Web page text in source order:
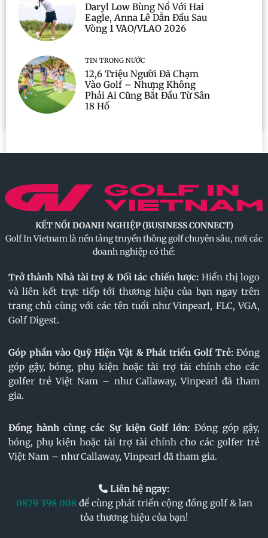
Daryl Low Bùng Nổ Với Hai
Eagle, Anna Lê Dẫn Đầu Sau
Vòng 1 VAO/VLAO 2026
TIN TRONG NƯỚC
12,6 Triệu Người Đã Chạm
Vào Golf – Nhưng Không
Phải Ai Cũng Bắt Đầu Từ Sân
18 Hố
KẾT NỐI DOANH NGHIỆP (BUSINESS CONNECT)
Golf In Vietnam là nền tảng truyền thông golf chuyên sâu, nơi các
doanh nghiệp có thể:
Trở thành Nhà tài trợ & Đối tác chiến lược: Hiển thị logo
và liên kết trực tiếp tới thương hiệu của bạn ngay trên
trang chủ cùng với các tên tuổi như Vinpearl, FLC, VGA,
Golf Digest.
Góp phần vào Quỹ Hiện Vật & Phát triển Golf Trẻ: Đóng
góp gậy, bóng, phụ kiện hoặc tài trợ tài chính cho các
golfer trẻ Việt Nam – như Callaway, Vinpearl đã tham
gia.
Đồng hành cùng các Sự kiện Golf lớn: Đóng góp gậy,
bóng, phụ kiện hoặc tài trợ tài chính cho các golfer trẻ
Việt Nam – như Callaway, Vinpearl đã tham gia.
Liên hệ ngay:
0879 398 008 để cùng phát triển cộng đồng golf & lan
tỏa thương hiệu của bạn!